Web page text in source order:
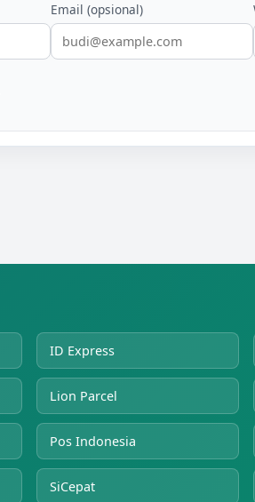
Email (opsional)
ID Express
Lion Parcel
Pos Indonesia
SiCepat